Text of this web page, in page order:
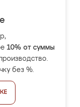
10% от суммы
без %.